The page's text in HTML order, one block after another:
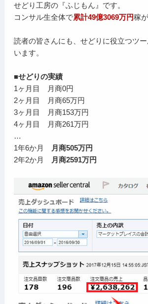
せどり工房の『ふじもん』です。
コンサル生全体で累計49億3069万円稼
読者の皆さんにも、せどりに役立つツ
います。
■せどりの実績
1ヶ月目 月商0円
2ヶ月目 月商65万円
3ヶ月目 月商153万円
4ヶ月目 月商261万円
…
1年6か月
月商505万円
2年2か月
月商2591万円